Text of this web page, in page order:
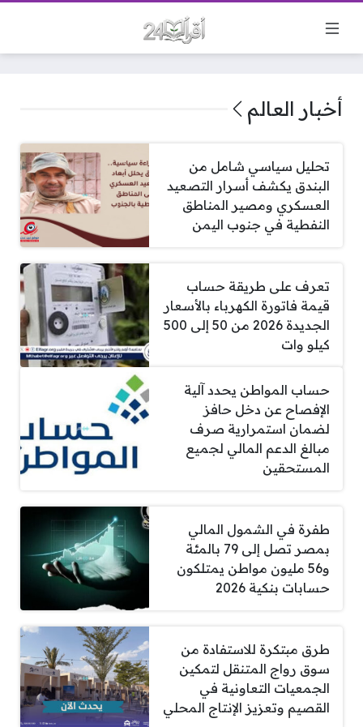
أخبار العالم
تحليل سياسي شامل من
البندق يكشف أسرار التصعيد
العسكري ومصير المناطق
النفطية في جنوب اليمن
تعرف على طريقة حساب
قيمة فاتورة الكهرباء بالأسعار
الجديدة 2026 من 50 إلى 500
كيلو وات
حساب المواطن يحدد آلية
الإفصاح عن دخل حافز
لضمان استمرارية صرف
مبالغ الدعم المالي لجميع
المستحقين
طفرة في الشمول المالي
بمصر تصل إلى 79 بالمئة
و56 مليون مواطن يمتلكون
حسابات بنكية 2026
طرق مبتكرة للاستفادة من
سوق رواج المتنقل لتمكين
الجمعيات التعاونية في
القصيم وتعزيز الإنتاج المحلي